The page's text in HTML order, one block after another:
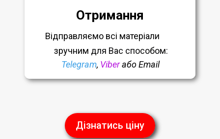
Отримання
Відправляємо всі матеріали
зручним для Вас способом:
Telegram, Viberабо Email
Дізнатись ціну